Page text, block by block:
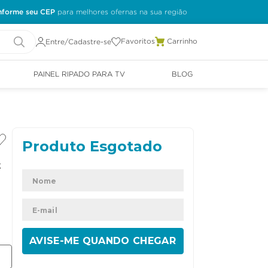
seu CEP
Entre/Cadastre-se Favoritos
PAINEL RIPADO PARA TV BLOG
ENVIAR